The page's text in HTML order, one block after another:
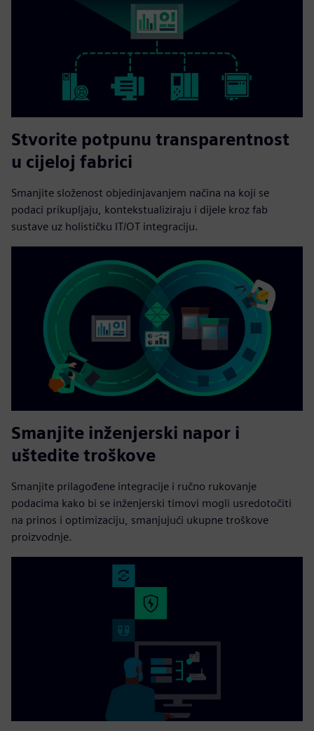
Stvorite potpunu transparentnost
u cijeloj fabrici
Smanjite složenost objedinjavanjem načina na koji se
podaci prikupljaju, kontekstualiziraju i dijele kroz fab
sustave uz holističku IT/OT integraciju.
Smanjite inženjerski napor i
uštedite troškove
Smanjite prilagođene integracije i ručno rukovanje
podacima kako bi se inženjerski timovi mogli usredotočiti
na prinos i optimizaciju, smanjujući ukupne troškove
proizvodnje.